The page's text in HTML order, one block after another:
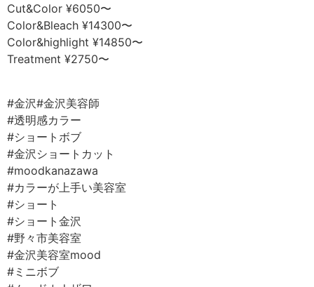
Cut&Color ¥6050〜
Color&Bleach ¥14300〜
Color&highlight ¥14850〜
Treatment ¥2750〜
#金沢#金沢美容師⠀
#透明感カラー⠀
#ショートボブ⠀
#金沢ショートカット⠀
#moodkanazawa ⠀
#カラーが上手い美容室⠀
#ショート
#ショート金沢
#野々市美容室⠀
#金沢美容室mood ⠀
#ミニボブ⠀